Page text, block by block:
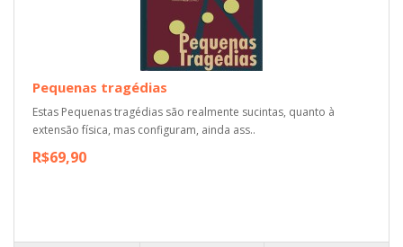
Pequenas tragédias
Estas Pequenas tragédias são realmente sucintas, quanto à
extensão física, mas configuram, ainda ass..
R$69,90